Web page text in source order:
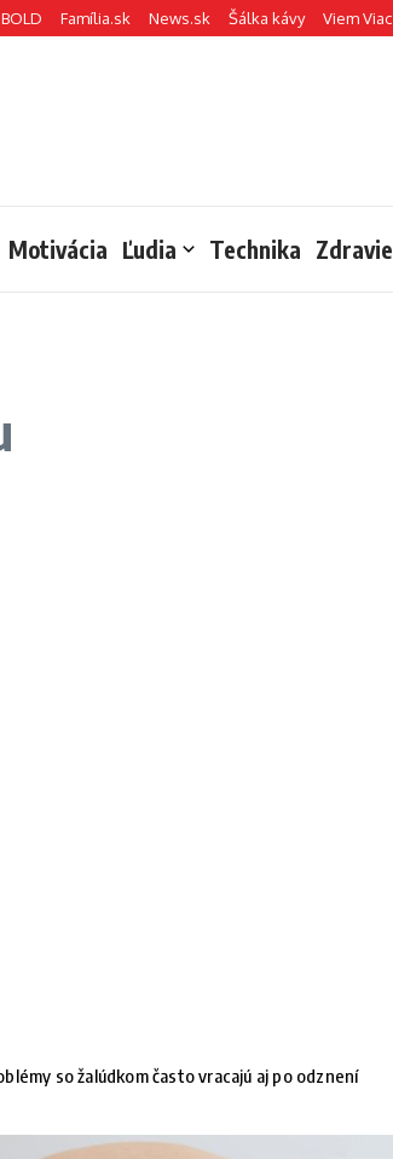
Família.sk News.sk Šálka kávy Viem Viac
Motivácia Ľudia Technika Zdravie
so žalúdkom často vracajú aj po odznení